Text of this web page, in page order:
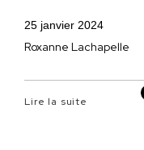
25 janvier 2024
Roxanne Lachapelle
Lire la suite